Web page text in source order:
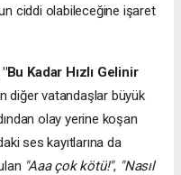
ciddi olabileceğine işaret
Kadar Hızlı Gelinir
diğer vatandaşlar büyük
olay yerine koşan
ses kayıtlarına da
"Aaa çok kötü!", "Nasıl